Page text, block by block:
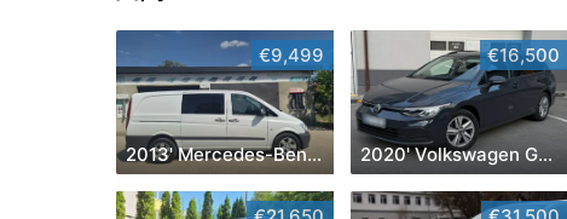
€9,499
2013' Mercedes-Benz Vito
€16,500
2020' Volkswagen Golf